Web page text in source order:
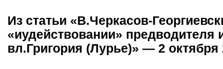
Из статьи «В.Черкасов-
«иудействовании»
вл.Григория (Лурье)» — 2 октября